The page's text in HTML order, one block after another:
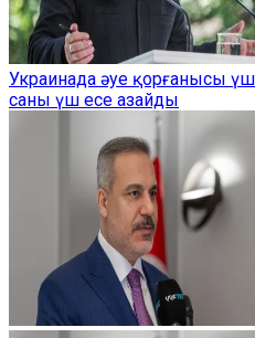
Украинада әуе қорғанысы
саны үш есе азайды